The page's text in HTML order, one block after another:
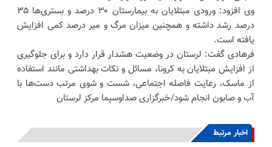
وی افزود: ورودی مبتلایان به بیمارستان ۳۰ درصد و بستری‌ها ۳۵
درصد رشد داشته و همچنین میزان مرگ و میر درصد کمی افزایش
یافته است.
فرهادی گفت: لرستان در وضعیت هشدار قرار دارد و برای جلوگیری
از افزایش مبتلایان به کرونا، مسائل و نکات بهداشتی مانند استفاده
از ماسک، رعایت فاصله اجتماعی، شست و شوی مرتب دست‌ها با
آب و صابون انجام شود/خبرگزاری صداوسیما مرکز لرستان
اخبار مرتبط